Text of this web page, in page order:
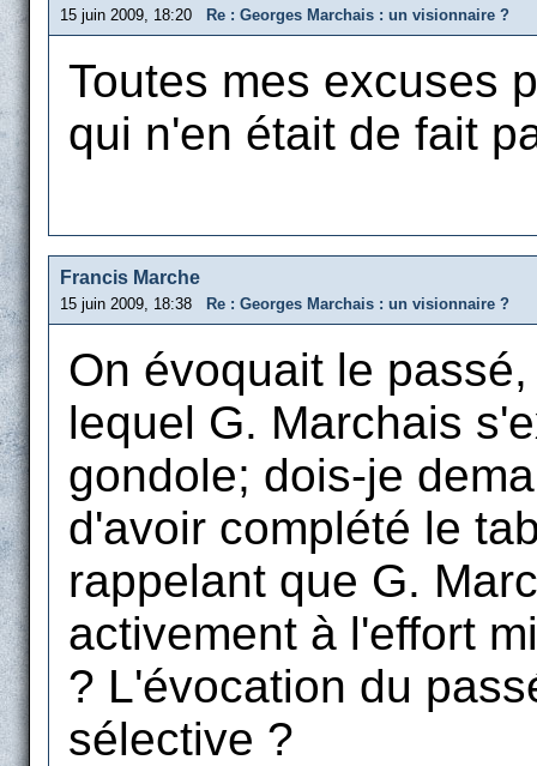
15 juin 2009, 18:20 Re : Georges Marchais : un visionnaire ?
Toutes mes excuses
qui n'en était de fait
Francis Marche
15 juin 2009, 18:38 Re : Georges Marchais : un visionnaire ?
On évoquait le
lequel G. Marchais
gondole; dois-je
d'avoir complété le
rappelant que G.
activement à l'effort
? L'évocation du
sélective ?